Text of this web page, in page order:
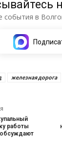
события в
железная дорога
работы